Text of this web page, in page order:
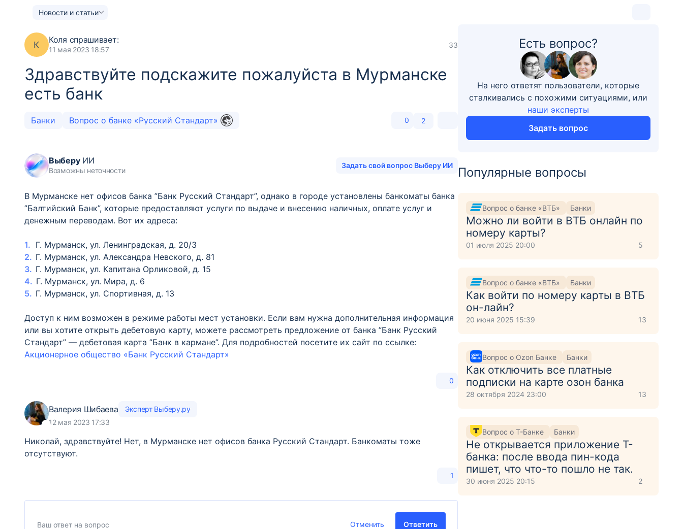
Новости и статьи
К Коля спрашивает:
11 мая 2023 18:57
33
Здравствуйте подскажите пожалуйста в Мурманске
есть банк
Банки Вопрос о банке «Русский Стандарт» 0 2
ВыберуИИ
Возможны неточности
Задать свой вопрос Выберу ИИ
В Мурманске нет офисов банка ”Банк Русский Стандарт”, однако в городе установлены банкоматы банка
”Балтийский Банк”, которые предоставляют услуги по выдаче и внесению наличных, оплате услуг и
денежным переводам. Вот их адреса:
Г. Мурманск, ул. Ленинградская, д. 20/3
Г. Мурманск, ул. Александра Невского, д. 81
Г. Мурманск, ул. Капитана Орликовой, д. 15
Г. Мурманск, ул. Мира, д. 6
Г. Мурманск, ул. Спортивная, д. 13
Доступ к ним возможен в режиме работы мест установки. Если вам нужна дополнительная информация
или вы хотите открыть дебетовую карту, можете рассмотреть предложение от банка ”Банк Русский
Стандарт” — дебетовая карта ”Банк в кармане”. Для подробностей посетите их сайт по ссылке:
Акционерное общество «Банк Русский Стандарт»
0
Валерия Шибаева
Эксперт Выберу.ру
12 мая 2023 17:33
Николай, здравствуйте! Нет, в Мурманске нет офисов банка Русский Стандарт. Банкоматы тоже
отсутствуют.
1
Отменить Ответить
Есть вопрос?
На него ответят пользователи, которые
сталкивались с похожими ситуациями, или
наши эксперты
Задать вопрос
Популярные вопросы
Вопрос о банке «ВТБ» Банки
Можно ли войти в ВТБ онлайн по
номеру карты?
01 июля 2025 20:00 5
Вопрос о банке «ВТБ» Банки
Как войти по номеру карты в ВТБ
он-лайн?
20 июня 2025 15:39 13
Вопрос о Ozon Банке Банки
Как отключить все платные
подписки на карте озон банка
28 октября 2024 23:00 13
Вопрос о Т-Банке Банки
Не открывается приложение Т-
банка: после ввода пин-кода
пишет, что что-то пошло не так.
30 июня 2025 20:15 2